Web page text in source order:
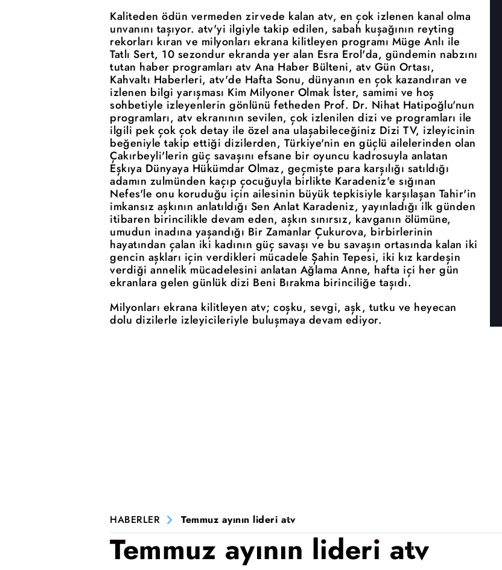
Kaliteden ödün vermeden zirvede kalan atv, en çok izlenen kanal olma
unvanını taşıyor. atv'yi ilgiyle takip edilen, sabah kuşağının reyting
rekorları kıran ve milyonları ekrana kilitleyen programı Müge Anlı ile
Tatlı Sert, 10 sezondur ekranda yer alan Esra Erol'da, gündemin nabzını
tutan haber programları atv Ana Haber Bülteni, atv Gün Ortası,
Kahvaltı Haberleri, atv'de Hafta Sonu, dünyanın en çok kazandıran ve
izlenen bilgi yarışması Kim Milyoner Olmak İster, samimi ve hoş
sohbetiyle izleyenlerin gönlünü fetheden Prof. Dr. Nihat Hatipoğlu'nun
programları, atv ekranının sevilen, çok izlenilen dizi ve programları ile
ilgili pek çok çok detay ile özel ana ulaşabileceğiniz Dizi TV, izleyicinin
beğeniyle takip ettiği dizilerden, Türkiye'nin en güçlü ailelerinden olan
Çakırbeyli'lerin güç savaşını efsane bir oyuncu kadrosuyla anlatan
Eşkıya Dünyaya Hükümdar Olmaz, geçmişte para karşılığı satıldığı
adamın zulmünden kaçıp çocuğuyla birlikte Karadeniz'e sığınan
Nefes'le onu koruduğu için ailesinin büyük tepkisiyle karşılaşan Tahir'in
imkansız aşkının anlatıldığı Sen Anlat Karadeniz, yayınladığı ilk günden
itibaren birincilikle devam eden, aşkın sınırsız, kavganın ölümüne,
umudun inadına yaşandığı Bir Zamanlar Çukurova, birbirlerinin
hayatından çalan iki kadının güç savaşı ve bu savaşın ortasında kalan iki
gencin aşkları için verdikleri mücadele Şahin Tepesi, iki kız kardeşin
verdiği annelik mücadelesini anlatan Ağlama Anne, hafta içi her gün
ekranlara gelen günlük dizi Beni Bırakma birinciliğe taşıdı.
Milyonları ekrana kilitleyen atv; coşku, sevgi, aşk, tutku ve heyecan
dolu dizilerle izleyicileriyle buluşmaya devam ediyor.
HABERLER Temmuz ayının lideri atv
Temmuz ayının lideri atv